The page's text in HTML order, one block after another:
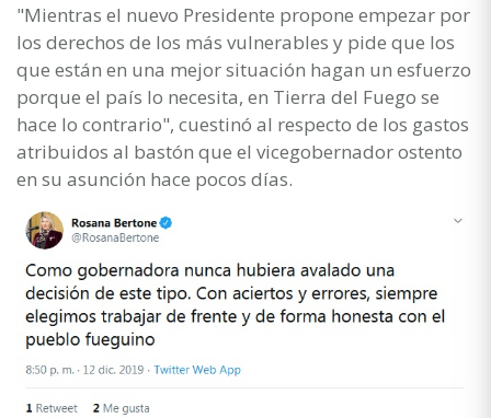
"Mientras el nuevo Presidente propone empezar por
los derechos de los más vulnerables y pide que los
que están en una mejor situación hagan un esfuerzo
porque el país lo necesita, en Tierra del Fuego se
hace lo contrario", cuestinó al respecto de los gastos
atribuidos al bastón que el vicegobernador ostento
en su asunción hace pocos días.